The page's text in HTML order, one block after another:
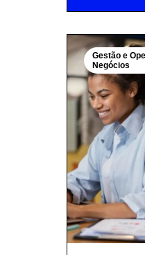
Gestão e
Negócios